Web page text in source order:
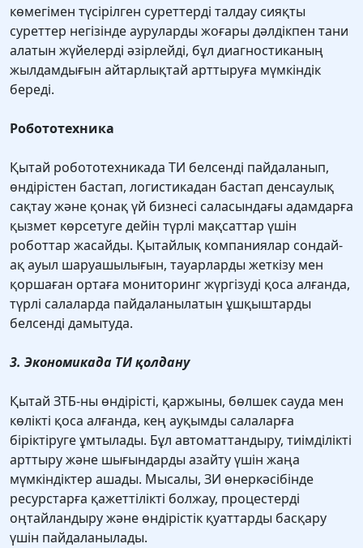
көмегімен түсірілген суреттерді талдау сияқты
суреттер негізінде ауруларды жоғары дәлдікпен тани
алатын жүйелерді әзірлейді, бұл диагностиканың
жылдамдығын айтарлықтай арттыруға мүмкіндік
береді.
Робототехника
Қытай робототехникада ТИ белсенді пайдаланып,
өндірістен бастап, логистикадан бастап денсаулық
сақтау және қонақ үй бизнесі саласындағы адамдарға
қызмет көрсетуге дейін түрлі мақсаттар үшін
роботтар жасайды. Қытайлық компаниялар сондай-
ақ ауыл шаруашылығын, тауарларды жеткізу мен
қоршаған ортаға мониторинг жүргізуді қоса алғанда,
түрлі салаларда пайдаланылатын ұшқыштарды
белсенді дамытуда.
3. Экономикада ТИ қолдану
Қытай ЗТБ-ны өндірісті, қаржыны, бөлшек сауда мен
көлікті қоса алғанда, кең ауқымды салаларға
біріктіруге ұмтылады. Бұл автоматтандыру, тиімділікті
арттыру және шығындарды азайту үшін жаңа
мүмкіндіктер ашады. Мысалы, ЗИ өнеркәсібінде
ресурстарға қажеттілікті болжау, процестерді
оңтайландыру және өндірістік қуаттарды басқару
үшін пайдаланылады.